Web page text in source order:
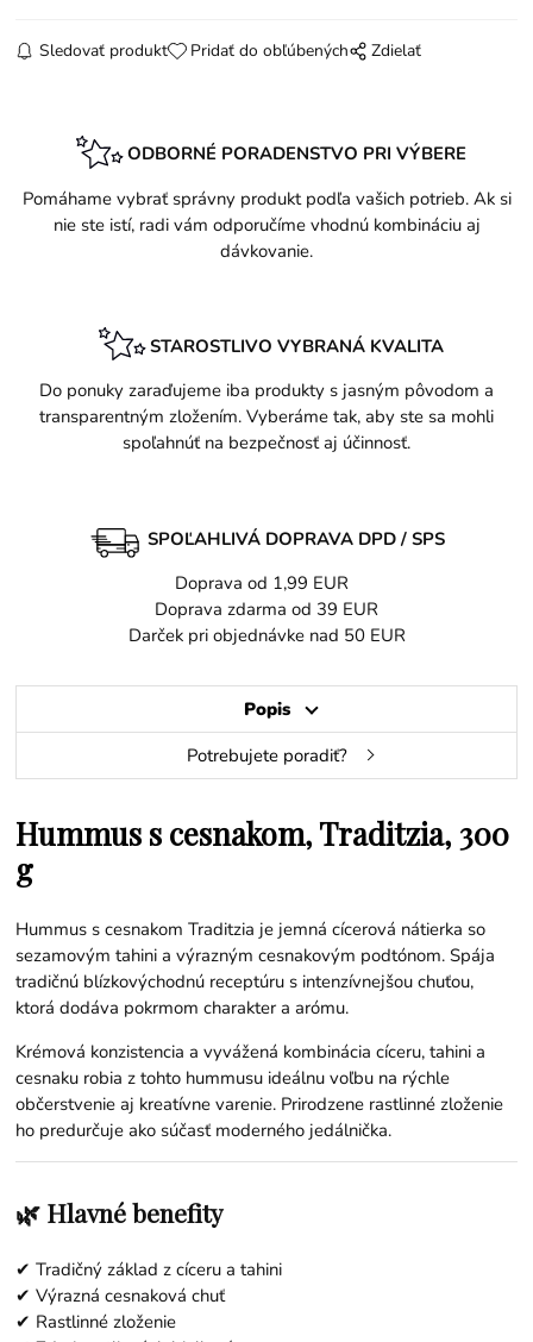
Sledovať produkt Pridať do obľúbených Zdielať
ODBORNÉ PORADENSTVO PRI VÝBERE
Pomáhame vybrať správny produkt podľa vašich potrieb. Ak si
nie ste istí, radi vám odporučíme vhodnú kombináciu aj
dávkovanie.
STAROSTLIVO VYBRANÁ KVALITA
Do ponuky zaraďujeme iba produkty s jasným pôvodom a
transparentným zložením. Vyberáme tak, aby ste sa mohli
spoľahnúť na bezpečnosť aj účinnosť.
SPOĽAHLIVÁ DOPRAVA DPD / SPS
Doprava od 1,99 EUR
Doprava zdarma od 39 EUR
Darček pri objednávke nad 50 EUR
Popis
Potrebujete poradiť?
Hummus s cesnakom, Traditzia, 300
g
Hummus s cesnakom Traditzia je jemná cícerová nátierka so
sezamovým tahini a výrazným cesnakovým podtónom. Spája
tradičnú blízkovýchodnú receptúru s intenzívnejšou chuťou,
ktorá dodáva pokrmom charakter a arómu.
Krémová konzistencia a vyvážená kombinácia cíceru, tahini a
cesnaku robia z tohto hummusu ideálnu voľbu na rýchle
občerstvenie aj kreatívne varenie. Prirodzene rastlinné zloženie
ho predurčuje ako súčasť moderného jedálnička.
🌿 Hlavné benefity
✔ Tradičný základ z cíceru a tahini
✔ Výrazná cesnaková chuť
✔ Rastlinné zloženie